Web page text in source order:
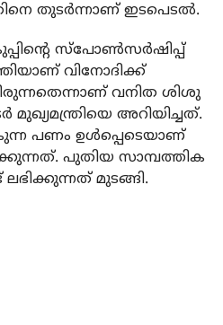
തുടര്‍ന്നാണ് ഇടപെടല്‍.
സ്‌പോണ്‍സര്‍ഷിപ്പ്
വിനോദിക്ക്
വനിത ശിശു
അറിയിച്ചത്.
പണം ഉള്‍പ്പെടെയാണ്
പുതിയ സാമ്പത്തിക
മുടങ്ങി.